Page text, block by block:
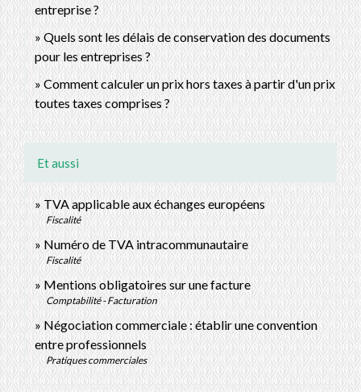
entreprise ?
Quels sont les délais de conservation des documents
pour les entreprises ?
Comment calculer un prix hors taxes à partir d'un prix
toutes taxes comprises ?
Et aussi
TVA applicable aux échanges européens
Fiscalité
Numéro de TVA intracommunautaire
Fiscalité
Mentions obligatoires sur une facture
Comptabilité - Facturation
Négociation commerciale : établir une convention
entre professionnels
Pratiques commerciales